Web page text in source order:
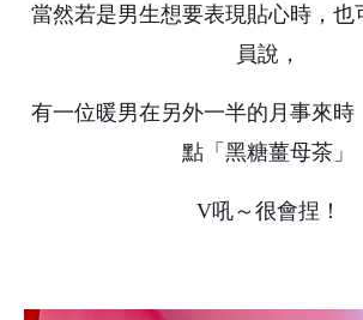
當然若是男生想要表現貼心時，也
員說，
有一位暖男在另外一半的月事來時
點「黑糖薑母茶」
V吼～很會捏！